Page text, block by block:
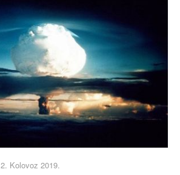
2. Kolovoz 2019.